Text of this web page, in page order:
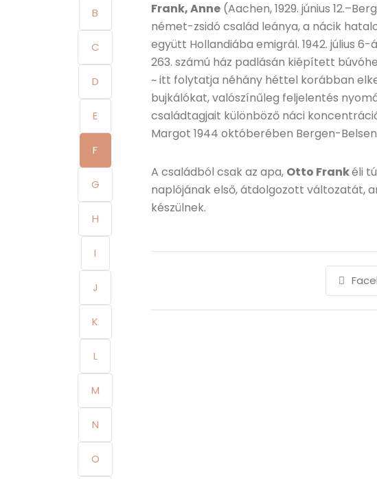
B
C
D
E
F
G
H
I
J
K
L
M
N
O
Frank, Anne (Aachen, 1929. június
német-zsidó család leánya, a nácik
együtt Hollandiába emigrál. 1942. július
263. számú ház padlásán kiépített
~ itt folytatja néhány héttel korábban
bujkálókat, valószínűleg feljelentés
családtagjait különböző náci
Margot 1944 októberében Bergen-
A családból csak az apa, Otto Frankéli
naplójának első, átdolgozott változatát,
készülnek.